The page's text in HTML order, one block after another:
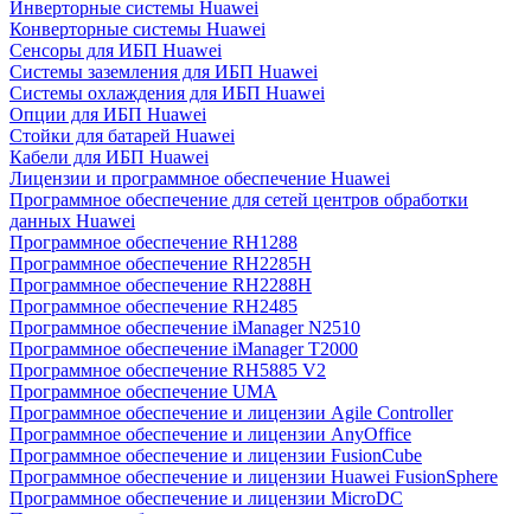
Инверторные системы Huawei
Конверторные системы Huawei
Сенсоры для ИБП Huawei
Системы заземления для ИБП Huawei
Системы охлаждения для ИБП Huawei
Опции для ИБП Huawei
Стойки для батарей Huawei
Кабели для ИБП Huawei
Лицензии и программное обеспечение Huawei
Программное обеспечение для сетей центров обработки
данных Huawei
Программное обеспечение RH1288
Программное обеспечение RH2285H
Программное обеспечение RH2288H
Программное обеспечение RH2485
Программное обеспечение iManager N2510
Программное обеспечение iManager T2000
Программное обеспечение RH5885 V2
Программное обеспечение UMA
Программное обеспечение и лицензии Agile Controller
Программное обеспечение и лицензии AnyOffice
Программное обеспечение и лицензии FusionCube
Программное обеспечение и лицензии Huawei FusionSphere
Программное обеспечение и лицензии MicroDC